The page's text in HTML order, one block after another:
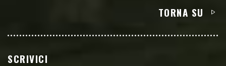
TORNA SU
SCRIVICI